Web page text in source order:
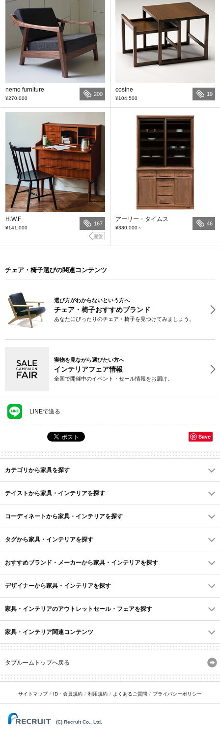
nemo furniture
¥270,000
200
cosine
¥104,500
19
H.W.F
¥141,000
167
廃盤
アーリー・タイムス
¥380,000～
46
チェア・椅子選びの関連コンテンツ
選び方がわからないという方へ
チェア・椅子おすすめブランド
あなたにぴったりのチェア・椅子を見つけてみましょう。
実物を見ながら選びたい方へ
インテリアフェア情報
全国で開催中のイベント・セール情報をお届け。
LINEで送る
Save
カテゴリから家具を探す
テイストから家具・インテリアを探す
コーディネートから家具・インテリアを探す
タグから家具・インテリアを探す
おすすめブランド・メーカーから家具・インテリアを探す
デザイナーから家具・インテリアを探す
家具・インテリアのアウトレットセール・フェアを探す
家具・インテリア関連コンテンツ
タブルームトップへ戻る
サイトマップ ID・会員規約 利用規約 よくあるご質問 プライバシーポリシー
(C) Recruit Co., Ltd.